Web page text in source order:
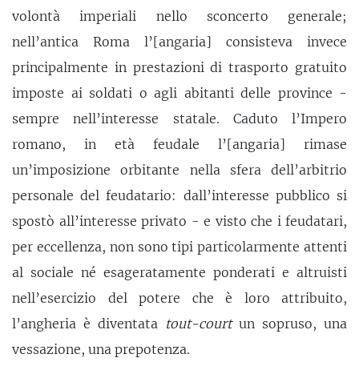
volontà imperiali nello sconcerto generale;
nell’antica Roma l’[angaria] consisteva invece
principalmente in prestazioni di trasporto gratuito
imposte ai soldati o agli abitanti delle province -
sempre nell’interesse statale. Caduto l’Impero
romano, in età feudale l’[angaria] rimase
un’imposizione orbitante nella sfera dell’arbitrio
personale del feudatario: dall’interesse pubblico si
spostò all’interesse privato - e visto che i feudatari,
per eccellenza, non sono tipi particolarmente attenti
al sociale né esageratamente ponderati e altruisti
nell’esercizio del potere che è loro attribuito,
l’angheria è diventata tout-courtun sopruso, una
vessazione, una prepotenza.